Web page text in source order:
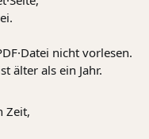
nicht vorlesen.
älter als ein Jahr.
Zeit,